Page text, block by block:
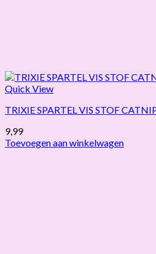
Quick View
TRIXIE SPARTEL VIS STOF
9,99
Toevoegen aan winkelwagen